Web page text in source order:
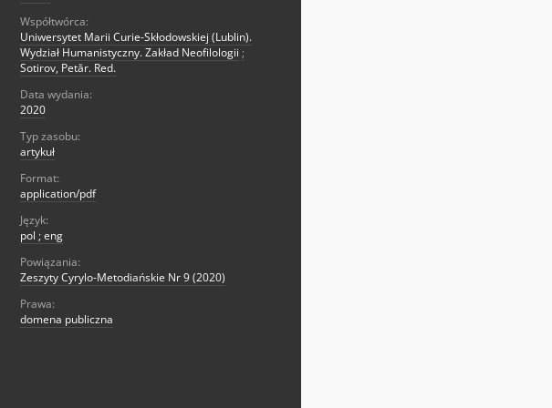
Współtwórca:
Uniwersytet Marii Curie-Skłodowskiej (Lublin).
Wydział Humanistyczny. Zakład Neofilologii ;
Sotirov, Petăr. Red.
Data wydania:
2020
Typ zasobu:
artykuł
Format:
application/pdf
Język:
pol ; eng
Powiązania:
Zeszyty Cyrylo-Metodiańskie Nr 9 (2020)
Prawa:
domena publiczna